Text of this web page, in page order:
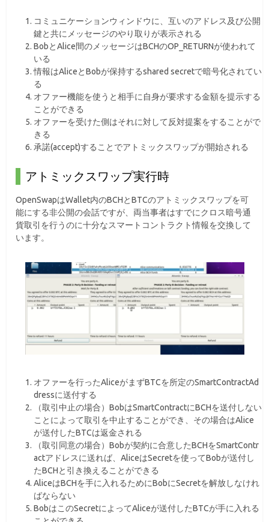
コミュニケーションウィンドウに、互いのアドレス及び公開
鍵と共にメッセージのやり取りが表示される
BobとAlice間のメッセージはBCHのOP_RETURNが使われて
いる
情報はAliceとBobが保持するshared secretで暗号化されてい
る
オファー機能を使うと相手に自身が要求する金額を提示する
ことができる
オファーを受けた側はそれに対して反対提案をすることがで
きる
承諾(accept)することでアトミックスワップが開始される
アトミックスワップ実行時
OpenSwapはWallet内のBCHとBTCのアトミックスワップを可
能にする非公開の会話ですが、両当事者はすでにクロス暗号通
貨取引を行うのに十分なスマートコントラクト情報を交換して
います。
オファーを行ったAliceがまずBTCを所定のSmartContractAd
dressに送付する
（取引中止の場合）BobはSmartContractにBCHを送付しない
ことによって取引を中止することができ、その場合はAlice
が送付したBTCは返金される
（取引同意の場合）Bobが契約に合意したBCHをSmartContr
actアドレスに送れば、AliceはSecretを使ってBobが送付し
たBCHと引き換えることができる
AliceはBCHを手に入れるためにBobにSecretを解放しなけれ
ばならない
BobはこのSecretによってAliceが送付したBTCが手に入れる